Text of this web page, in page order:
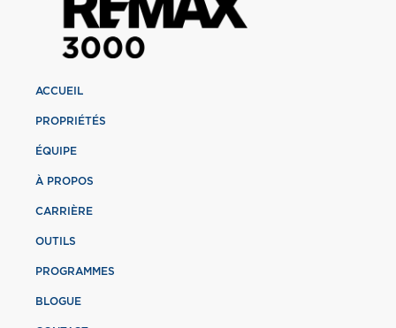
ACCUEIL
PROPRIÉTÉS
ÉQUIPE
À PROPOS
CARRIÈRE
OUTILS
PROGRAMMES
BLOGUE